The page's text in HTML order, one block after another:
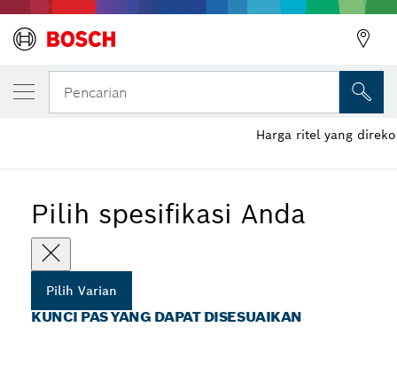
Pencarian
Pilih spesifikasi Anda
Pilih Varian
KUNCI PAS YANG DAPAT DISESUAIKAN
VARIAN PILIHAN ANDA
Kunci Pas yang Dapat Disesuaikan
Harga ritel yang